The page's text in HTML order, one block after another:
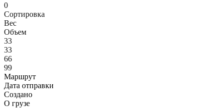
0
Сортировка
Вес
Объем
33
33
66
99
Маршрут
Дата отправки
Создано
О грузе